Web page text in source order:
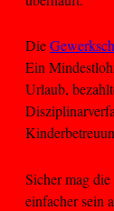
Die
Ein
Urlaub,
Sicher mag
einfacher sein